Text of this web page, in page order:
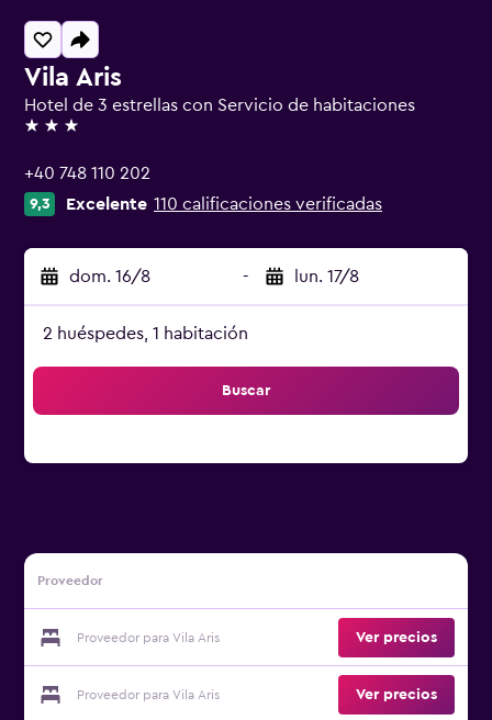
Vila Aris
Hotel de 3 estrellas con Servicio de habitaciones
3 estrellas
+40 748 110 202
9,3 Excelente 110 calificaciones verificadas
dom. 16/8 - lun. 17/8
2 huéspedes, 1 habitación
Buscar
Proveedor
Proveedor para Vila Aris Ver precios
Proveedor para Vila Aris Ver precios